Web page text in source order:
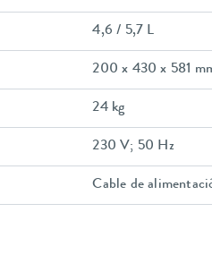
4,6 / 5,7 L
200 x 430 x 581
24 kg
230 V; 50 Hz
Cable de